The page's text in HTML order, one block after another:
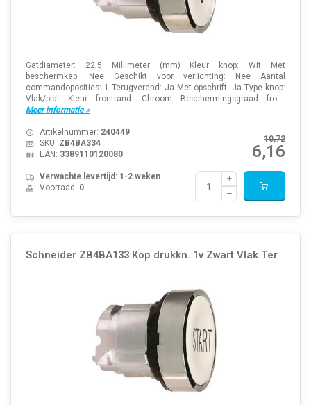
Gatdiameter: 22,5 Millimeter (mm) Kleur knop: Wit Met
beschermkap: Nee Geschikt voor verlichting: Nee Aantal
commandoposities: 1 Terugverend: Ja Met opschrift: Ja Type knop:
Vlak/plat Kleur frontrand: Chroom Beschermingsgraad fro...
Meer informatie »
10,72
6,16
Artikelnummer: 240449
SKU: ZB4BA334
EAN: 3389110120080
Verwachte levertijd: 1-2 weken
Voorraad: 0
Schneider ZB4BA133 Kop drukkn. 1v Zwart Vlak Ter